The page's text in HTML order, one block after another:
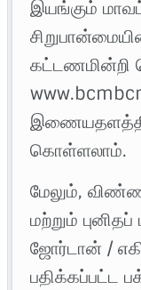
இயங்கும்
கட்டணமின்றி
கொள்ளலாம்.
மேலும்,
மற்றும்
ஜோர்டான் /
பதிக்கப்பட்ட